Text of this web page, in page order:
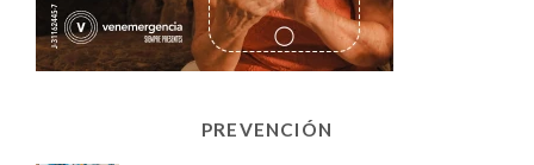
PREVENCIÓN